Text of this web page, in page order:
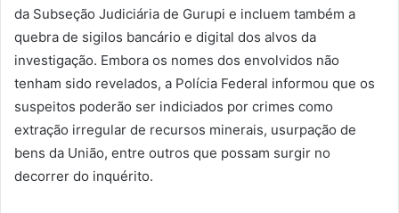
da Subseção Judiciária de Gurupi e incluem também a
quebra de sigilos bancário e digital dos alvos da
investigação. Embora os nomes dos envolvidos não
tenham sido revelados, a Polícia Federal informou que os
suspeitos poderão ser indiciados por crimes como
extração irregular de recursos minerais, usurpação de
bens da União, entre outros que possam surgir no
decorrer do inquérito.